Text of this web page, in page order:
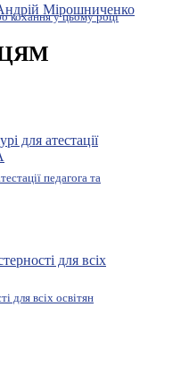
кохання у цьому році
педагога та
для всіх освітян